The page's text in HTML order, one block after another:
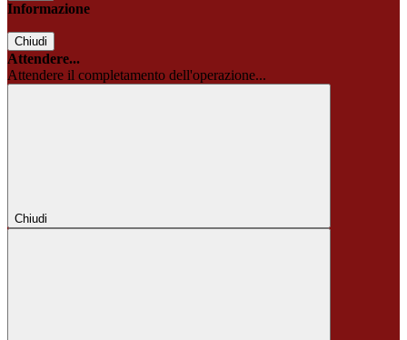
Informazione
Chiudi
Attendere...
Attendere il completamento dell'operazione...
Chiudi